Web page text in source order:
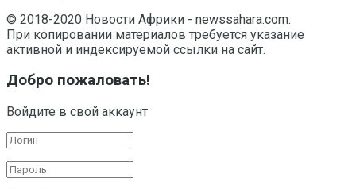
© 2018-2020 Новости Африки - newssahara.com.
При копировании материалов требуется указание
активной и индексируемой ссылки на сайт.
Добро пожаловать!
Войдите в свой аккаунт